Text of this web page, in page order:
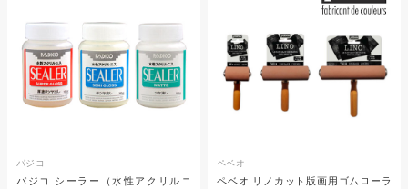
パジコ
パジコ シーラー（水性アクリルニ
ペベオ
ペベオ リノカット版画用ゴムローラ